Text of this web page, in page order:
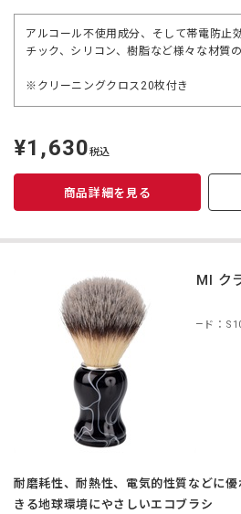
アルコール不使用成分、そして帯電防止
チック、シリコン、樹脂など様々な材質
※クリーニングクロス20枚付き
定
価
¥1,630税込
商品詳細を見る
ETSUMI
商品コード：
耐磨耗性、耐熱性、電気的性質などに
きる地球環境にやさしいエコブラシ